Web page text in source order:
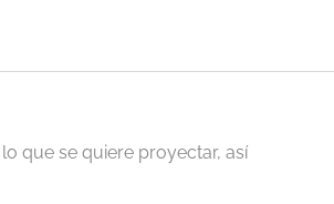
que se quiere proyectar, así